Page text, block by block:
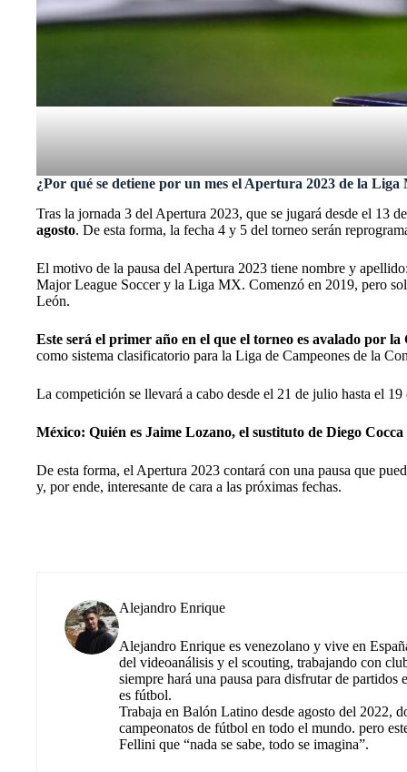
¿Por qué se detiene por un mes el Apertura 2023 de la Liga
Tras la jornada 3 del Apertura 2023, que se jugará desde el 13
agosto. De esta forma, la fecha 4 y 5 del torneo serán
El motivo de la pausa del Apertura 2023 tiene nombre y apellido:
Major League Soccer y la Liga MX. Comenzó en 2019, pero
León.
Este será el primer año en el que el torneo es avalado por
como sistema clasificatorio para la Liga de Campeones de la
La competición se llevará a cabo desde el 21 de julio hasta el
México: Quién es Jaime Lozano, el sustituto de Diego Cocca
De esta forma, el Apertura 2023 contará con una pausa que
y, por ende, interesante de cara a las próximas fechas.
Alejandro Enrique
Alejandro Enrique es venezolano y vive en
del videoanálisis y el scouting, trabajando con
siempre hará una pausa para disfrutar de
es fútbol.
Trabaja en Balón Latino desde agosto del 2022,
campeonatos de fútbol en todo el mundo. pero
Fellini que “nada se sabe, todo se imagina”.